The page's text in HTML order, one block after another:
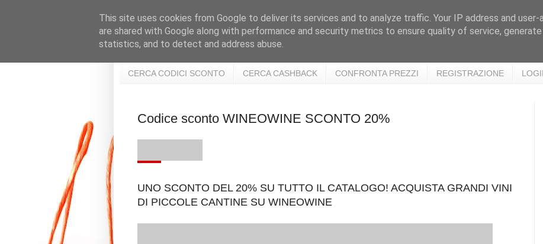
CERCA CODICI SCONTO CERCA CASHBACK CONFRONTA PREZZI REGISTRAZIONE
Codice sconto WINEOWINE SCONTO 20%
UNO SCONTO DEL 20% SU TUTTO IL CATALOGO! ACQUISTA GRANDI VINI
DI PICCOLE CANTINE SU WINEOWINE
This site uses cookies from Google to deliver its services and to analyze traffic. Your IP address and user-
are shared with Google along with performance and security metrics to ensure quality of service, generate
statistics, and to detect and address abuse.